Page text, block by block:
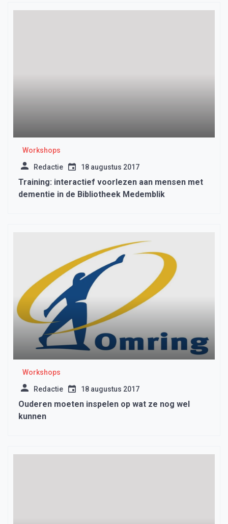
Workshops
Redactie 18 augustus 2017
Training: interactief voorlezen aan mensen met
dementie in de Bibliotheek Medemblik
Workshops
Redactie 18 augustus 2017
Ouderen moeten inspelen op wat ze nog wel
kunnen